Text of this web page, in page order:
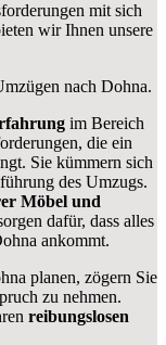
mit sich
wir Ihnen unsere
nach Dohna.
im Bereich
die ein
Sie kümmern sich
des Umzugs.
Möbel und
dafür, dass alles
ankommt.
planen, zögern Sie
zu nehmen.
reibungslosen